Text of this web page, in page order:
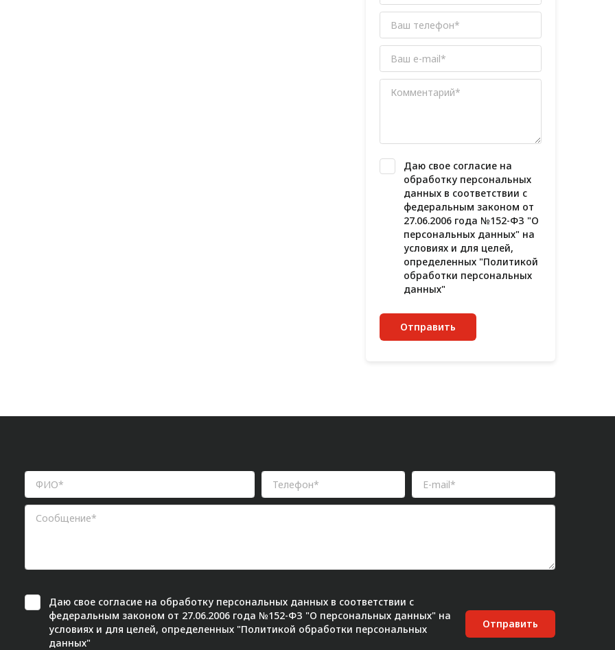
Даю свое согласиена
обработку персональных
данных в соответствии с
федеральным законом от
27.06.2006 года №152-ФЗ "О
персональных данных" на
условиях и для целей,
определенных "Политикой
обработки персональных
данных"
Отправить
Даю свое согласие на обработку персональных данных в соответствии с
федеральным законом от 27.06.2006 года №152-ФЗ "О персональных данных" на
условиях и для целей, определенных "Политикой обработки персональных
данных"
Отправить